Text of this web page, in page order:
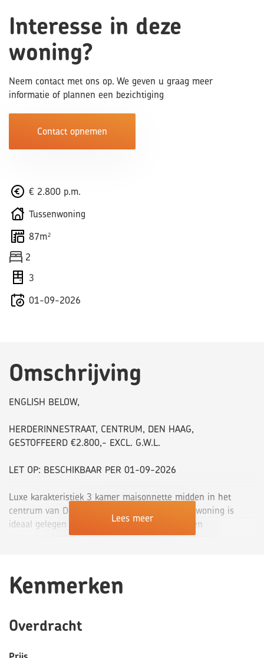
Interesse in deze
woning?
Neem contact met ons op. We geven u graag meer
informatie of plannen een bezichtiging
Contact opnemen
€ 2.800 p.m.
Tussenwoning
87m²
2
3
01-09-2026
Omschrijving
ENGLISH BELOW,
HERDERINNESTRAAT, CENTRUM, DEN HAAG,
GESTOFFEERD €2.800,- EXCL. G.W.L.
LET OP: BESCHIKBAAR PER 01-09-2026
Luxe karakteristiek 3 kamer maisonnette midden in het
centrum van Den Haag, met 2 badkamers. De woning is
ideaal gelegen op loopafstand van de winkels en
uitgaansgelegenheden, openbaar vervoer stopt nog geen
Indeling:
Entree op straatniveau. Toegang appartement, hal met
Zeer ruime en lichte woonkamer aan de voorzijde voorzien
van dubbel glas. Aan de achterzijde bevindt zich de moderne
Lees meer
Kenmerken
Overdracht